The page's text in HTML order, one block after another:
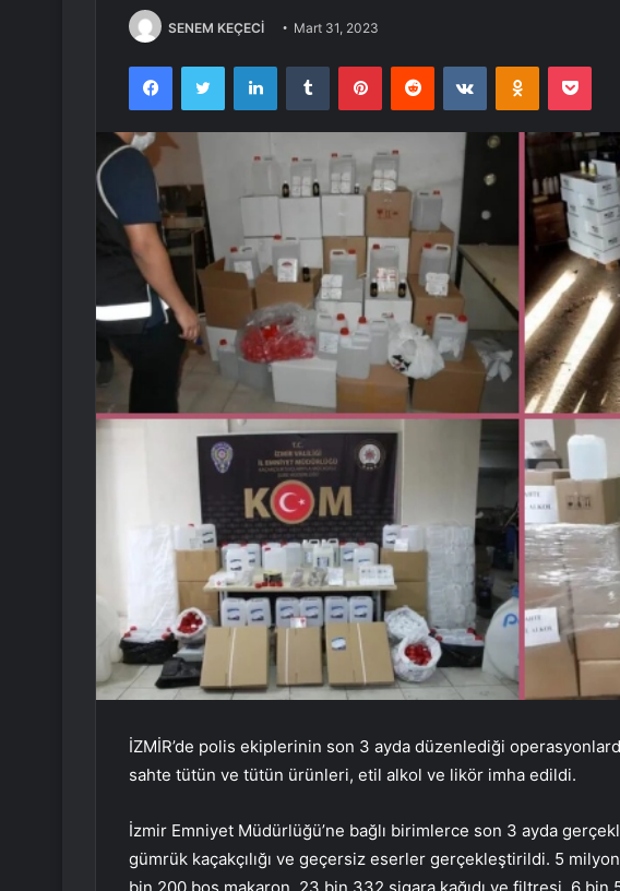
SENEM KEÇECİ Mart 31, 2023
FacebookTwitter LinkedInTumblr PinterestReddit VKontakte
İZMİR’de polis ekiplerinin son 3 ayda düzenlediği
sahte tütün ve tütün ürünleri, etil alkol ve likör imha edildi.
İzmir Emniyet Müdürlüğü’ne bağlı birimlerce son 3 ayda
gümrük kaçakçılığı ve geçersiz eserler gerçekleştirildi. 5